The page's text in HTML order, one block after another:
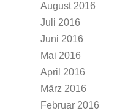
August 2016
Juli 2016
Juni 2016
Mai 2016
April 2016
März 2016
Februar 2016